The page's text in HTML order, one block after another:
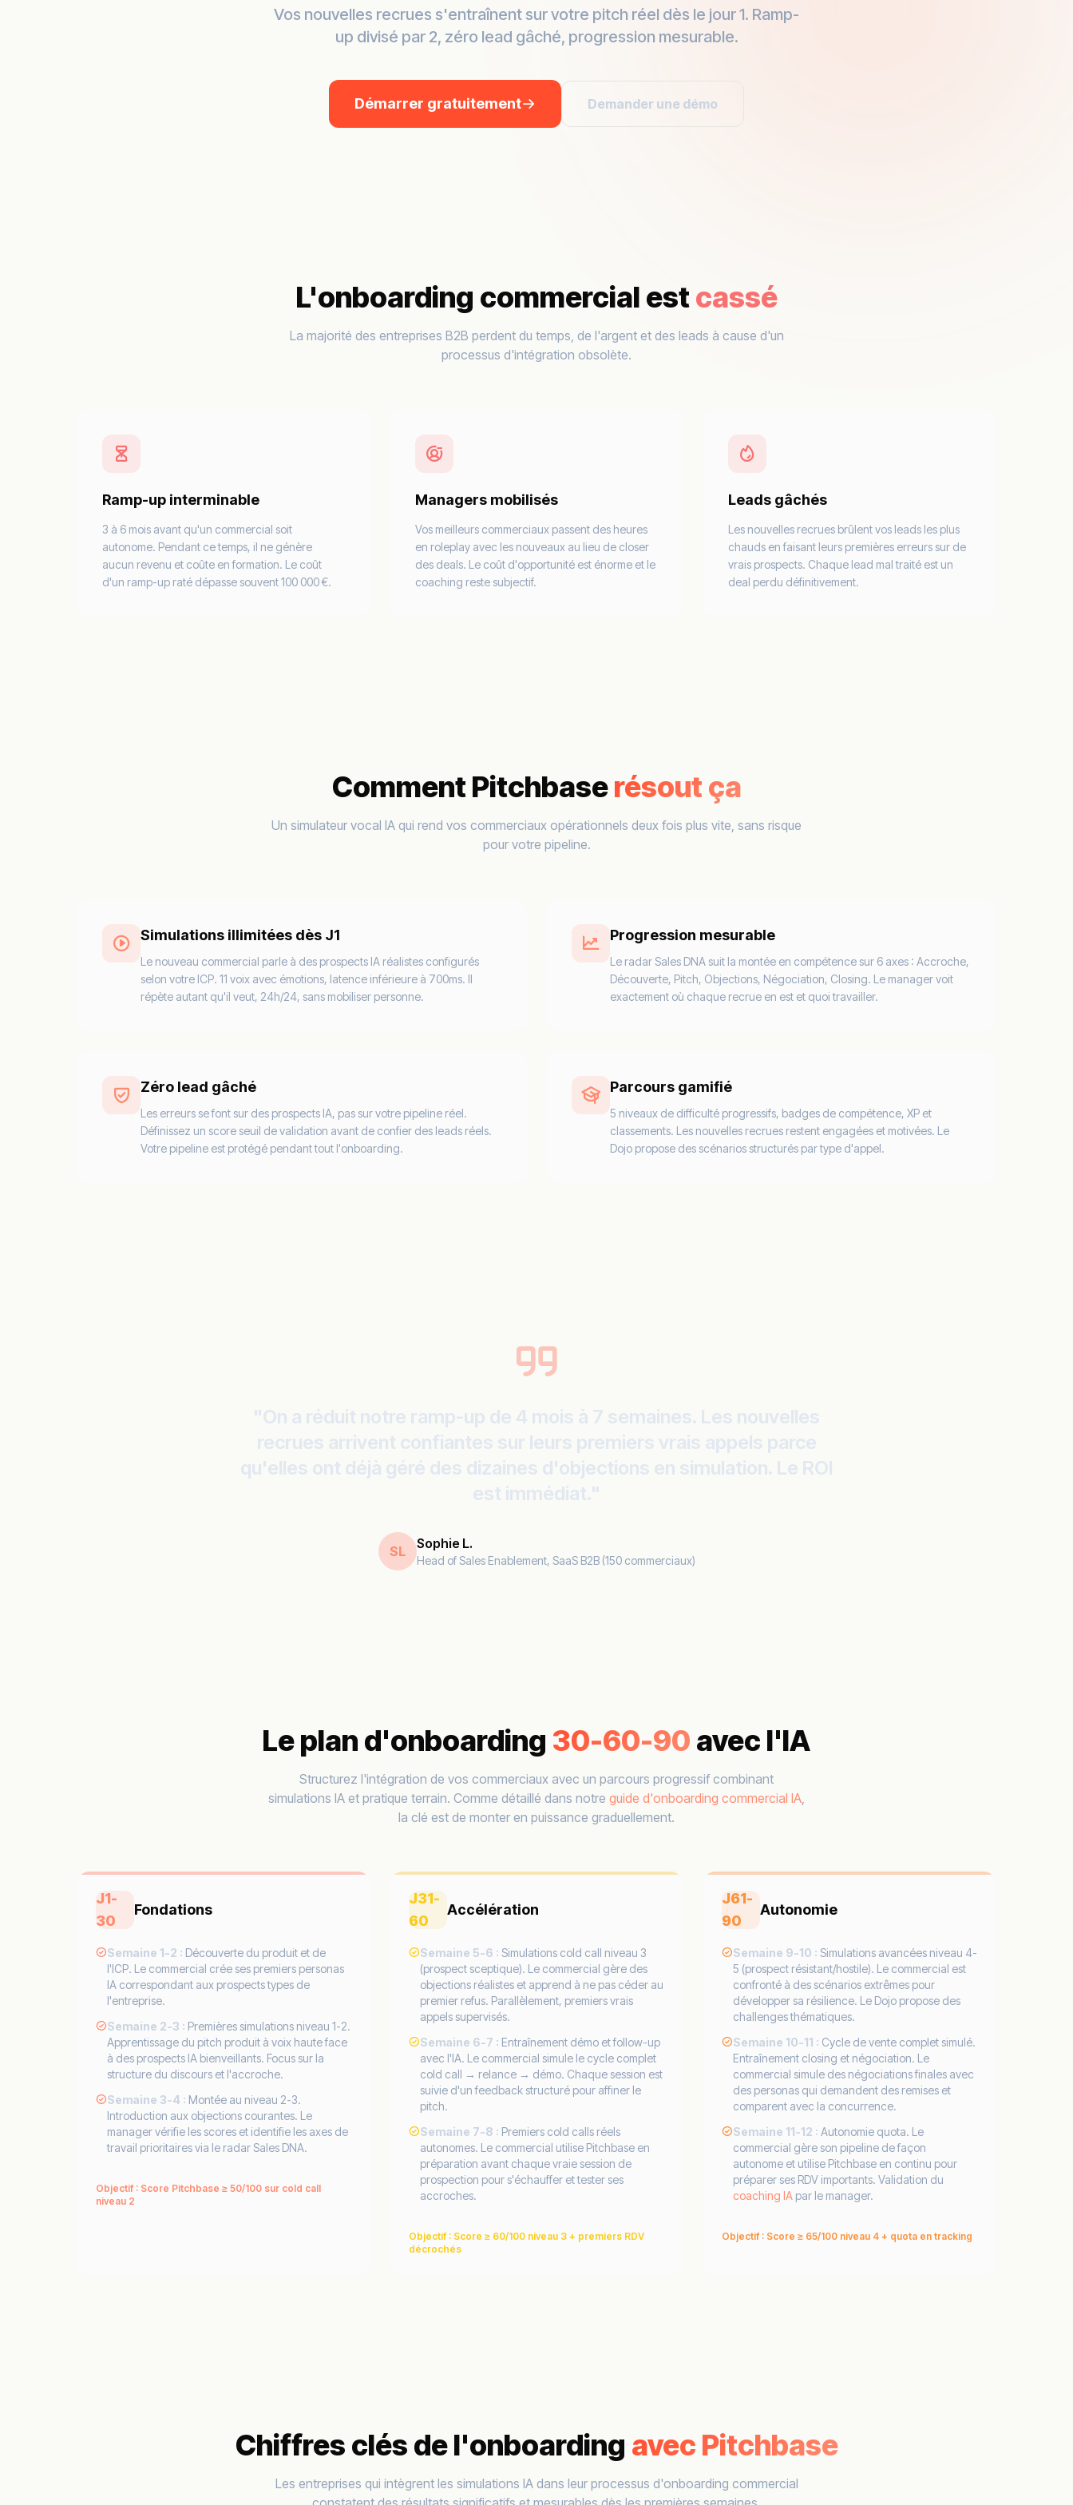
Vos nouvelles recrues s'entraînent sur votre pitch réel dès le jour 1. Ramp-
up divisé par 2, zéro lead gâché, progression mesurable.
Démarrer gratuitement Demander une démo
L'onboarding commercial estcassé
La majorité des entreprises B2B perdent du temps, de l'argent et des leads à cause d'un
processus d'intégration obsolète.
Ramp-up interminable
3 à 6 mois avant qu'un commercial soit
autonome. Pendant ce temps, il ne génère
aucun revenu et coûte en formation. Le coût
d'un ramp-up raté dépasse souvent 100 000 €.
Managers mobilisés
Vos meilleurs commerciaux passent des heures
en roleplay avec les nouveaux au lieu de closer
des deals. Le coût d'opportunité est énorme et le
coaching reste subjectif.
Leads gâchés
Les nouvelles recrues brûlent vos leads les plus
chauds en faisant leurs premières erreurs sur de
vrais prospects. Chaque lead mal traité est un
deal perdu définitivement.
Comment Pitchbaserésout ça
Un simulateur vocal IA qui rend vos commerciaux opérationnels deux fois plus vite, sans risque
pour votre pipeline.
Simulations illimitées dès J1
Le nouveau commercial parle à des prospects IA réalistes configurés
selon votre ICP. 11 voix avec émotions, latence inférieure à 700ms. Il
répète autant qu'il veut, 24h/24, sans mobiliser personne.
Progression mesurable
Le radar Sales DNA suit la montée en compétence sur 6 axes : Accroche,
Découverte, Pitch, Objections, Négociation, Closing. Le manager voit
exactement où chaque recrue en est et quoi travailler.
Zéro lead gâché
Les erreurs se font sur des prospects IA, pas sur votre pipeline réel.
Définissez un score seuil de validation avant de confier des leads réels.
Votre pipeline est protégé pendant tout l'onboarding.
Parcours gamifié
5 niveaux de difficulté progressifs, badges de compétence, XP et
classements. Les nouvelles recrues restent engagées et motivées. Le
Dojo propose des scénarios structurés par type d'appel.
"On a réduit notre ramp-up de 4 mois à 7 semaines. Les nouvelles
recrues arrivent confiantes sur leurs premiers vrais appels parce
qu'elles ont déjà géré des dizaines d'objections en simulation. Le ROI
est immédiat."
SL Sophie L.
Head of Sales Enablement, SaaS B2B (150 commerciaux)
Le plan d'onboarding 30-60-90 avec l'IA
Structurez l'intégration de vos commerciaux avec un parcours progressif combinant
simulations IA et pratique terrain. Comme détaillé dans notre guide d'onboarding commercial IA,
la clé est de monter en puissance graduellement.
J1-
30
Fondations
Semaine 1-2 : Découverte du produit et de
l'ICP. Le commercial crée ses premiers personas
IA correspondant aux prospects types de
l'entreprise.
Semaine 2-3 : Premières simulations niveau 1-2.
Apprentissage du pitch produit à voix haute face
à des prospects IA bienveillants. Focus sur la
structure du discours et l'accroche.
Semaine 3-4 : Montée au niveau 2-3.
Introduction aux objections courantes. Le
manager vérifie les scores et identifie les axes de
travail prioritaires via le radar Sales DNA.
Objectif : Score Pitchbase ≥ 50/100 sur cold call
niveau 2
J31-
60
Accélération
Semaine 5-6 : Simulations cold call niveau 3
(prospect sceptique). Le commercial gère des
objections réalistes et apprend à ne pas céder au
premier refus. Parallèlement, premiers vrais
appels supervisés.
Semaine 6-7 : Entraînement démo et follow-up
avec l'IA. Le commercial simule le cycle complet
cold call → relance → démo. Chaque session est
suivie d'un feedback structuré pour affiner le
pitch.
Semaine 7-8 : Premiers cold calls réels
autonomes. Le commercial utilise Pitchbase en
préparation avant chaque vraie session de
prospection pour s'échauffer et tester ses
accroches.
Objectif : Score ≥ 60/100 niveau 3 + premiers RDV
décrochés
J61-
90
Autonomie
Semaine 9-10 : Simulations avancées niveau 4-
5 (prospect résistant/hostile). Le commercial est
confronté à des scénarios extrêmes pour
développer sa résilience. Le Dojo propose des
challenges thématiques.
Semaine 10-11 : Cycle de vente complet simulé.
Entraînement closing et négociation. Le
commercial simule des négociations finales avec
des personas qui demandent des remises et
comparent avec la concurrence.
Semaine 11-12 : Autonomie quota. Le
commercial gère son pipeline de façon
autonome et utilise Pitchbase en continu pour
préparer ses RDV importants. Validation du
coaching IA par le manager.
Objectif : Score ≥ 65/100 niveau 4 + quota en tracking
Chiffres clés de l'onboarding avec Pitchbase
Les entreprises qui intègrent les simulations IA dans leur processus d'onboarding commercial